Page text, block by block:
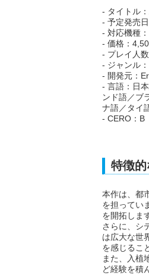
- タイトル
- 予定発売
- 対応機種
- 価格：
- プレイ人
- ジャンル
- 開発元：
- 言語：日
ンド語／ブ
ナ語／タイ
- CERO：B
特徴
本作は、都
を担ってい
を開拓しま
さらに、シ
は広大な世
を感じるこ
また、入植
ど経験を積